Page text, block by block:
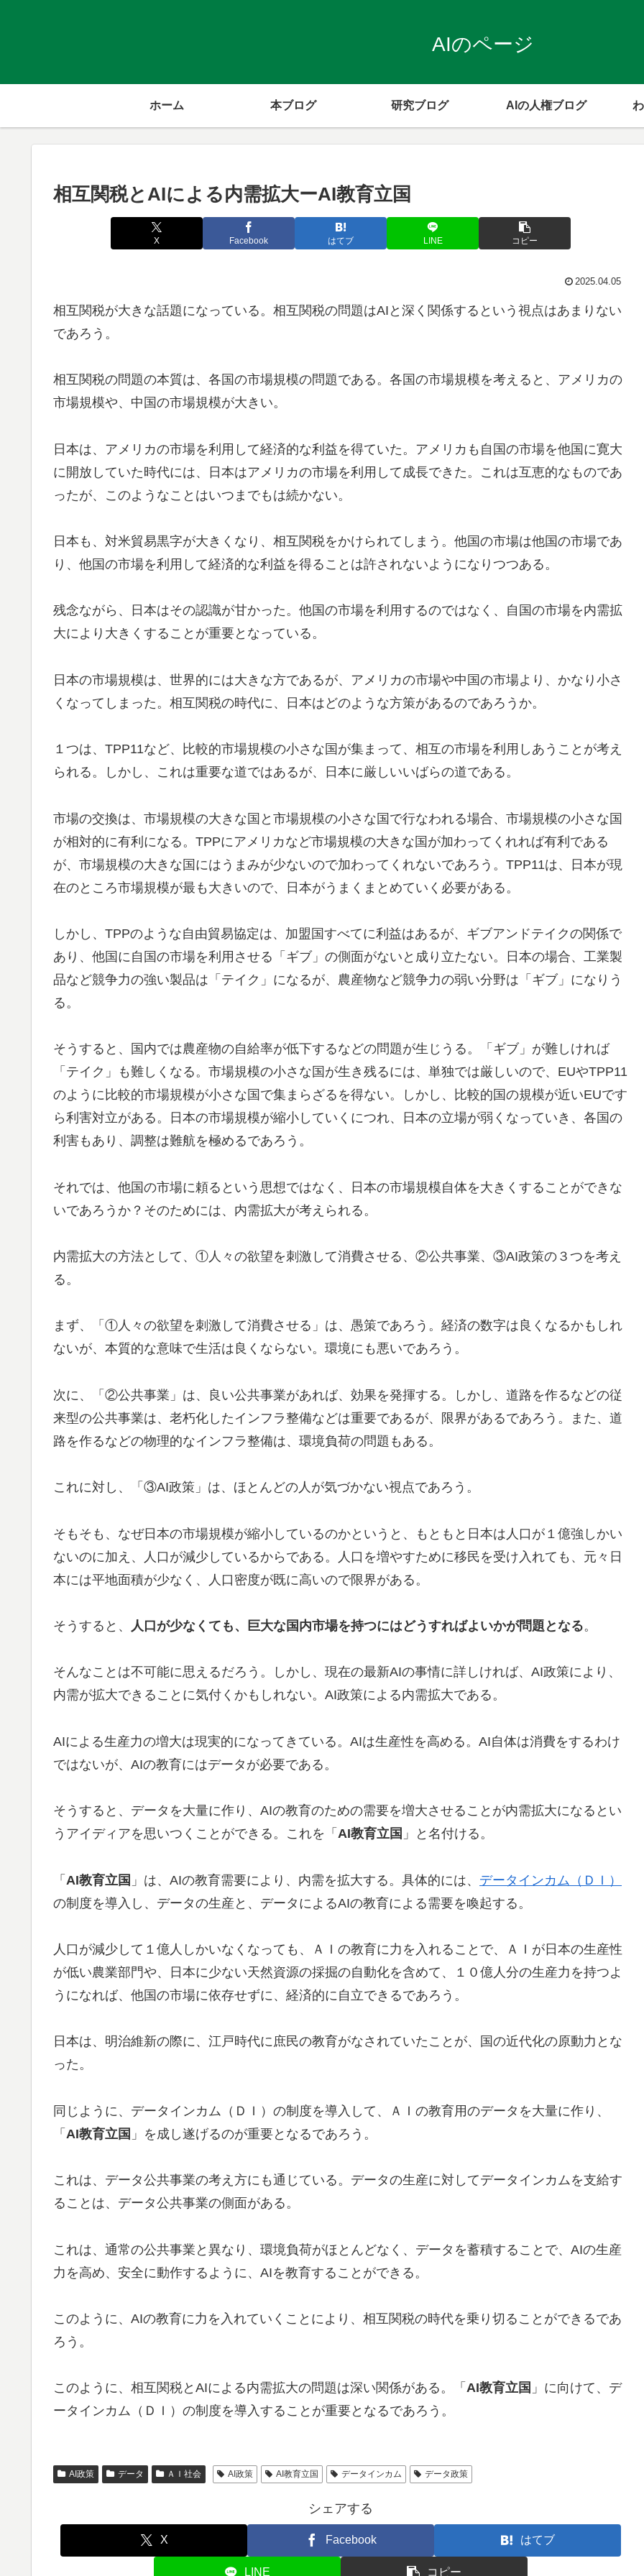
AIのページ
ホーム 本ブログ 研究ブログ AIの人権ブログ
相互関税とAIによる内需拡大ーAI教育立国
X Facebook はてブ LINE コピー
2025.04.05
相互関税が大きな話題になっている。相互関税の問題はAIと深く関係するという視点はあまりない
であろう。
相互関税の問題の本質は、各国の市場規模の問題である。各国の市場規模を考えると、アメリカの
市場規模や、中国の市場規模が大きい。
日本は、アメリカの市場を利用して経済的な利益を得ていた。アメリカも自国の市場を他国に寛大
に開放していた時代には、日本はアメリカの市場を利用して成長できた。これは互恵的なものであ
ったが、このようなことはいつまでもは続かない。
日本も、対米貿易黒字が大きくなり、相互関税をかけられてしまう。他国の市場は他国の市場であ
り、他国の市場を利用して経済的な利益を得ることは許されないようになりつつある。
残念ながら、日本はその認識が甘かった。他国の市場を利用するのではなく、自国の市場を内需拡
大により大きくすることが重要となっている。
日本の市場規模は、世界的には大きな方であるが、アメリカの市場や中国の市場より、かなり小さ
くなってしまった。相互関税の時代に、日本はどのような方策があるのであろうか。
１つは、TPP11など、比較的市場規模の小さな国が集まって、相互の市場を利用しあうことが考え
られる。しかし、これは重要な道ではあるが、日本に厳しいいばらの道である。
市場の交換は、市場規模の大きな国と市場規模の小さな国で行なわれる場合、市場規模の小さな国
が相対的に有利になる。TPPにアメリカなど市場規模の大きな国が加わってくれれば有利である
が、市場規模の大きな国にはうまみが少ないので加わってくれないであろう。TPP11は、日本が現
在のところ市場規模が最も大きいので、日本がうまくまとめていく必要がある。
しかし、TPPのような自由貿易協定は、加盟国すべてに利益はあるが、ギブアンドテイクの関係で
あり、他国に自国の市場を利用させる「ギブ」の側面がないと成り立たない。日本の場合、工業製
品など競争力の強い製品は「テイク」になるが、農産物など競争力の弱い分野は「ギブ」になりう
る。
そうすると、国内では農産物の自給率が低下するなどの問題が生じうる。「ギブ」が難しければ
「テイク」も難しくなる。市場規模の小さな国が生き残るには、単独では厳しいので、EUやTPP11
のように比較的市場規模が小さな国で集まらざるを得ない。しかし、比較的国の規模が近いEUです
ら利害対立がある。日本の市場規模が縮小していくにつれ、日本の立場が弱くなっていき、各国の
利害もあり、調整は難航を極めるであろう。
それでは、他国の市場に頼るという思想ではなく、日本の市場規模自体を大きくすることができな
いであろうか？そのためには、内需拡大が考えられる。
内需拡大の方法として、①人々の欲望を刺激して消費させる、②公共事業、③AI政策の３つを考え
る。
まず、「①人々の欲望を刺激して消費させる」は、愚策であろう。経済の数字は良くなるかもしれ
ないが、本質的な意味で生活は良くならない。環境にも悪いであろう。
次に、「②公共事業」は、良い公共事業があれば、効果を発揮する。しかし、道路を作るなどの従
来型の公共事業は、老朽化したインフラ整備などは重要であるが、限界があるであろう。また、道
路を作るなどの物理的なインフラ整備は、環境負荷の問題もある。
これに対し、「③AI政策」は、ほとんどの人が気づかない視点であろう。
そもそも、なぜ日本の市場規模が縮小しているのかというと、もともと日本は人口が１億強しかい
ないのに加え、人口が減少しているからである。人口を増やすために移民を受け入れても、元々日
本には平地面積が少なく、人口密度が既に高いので限界がある。
そうすると、 人口が少なくても、巨大な国内市場を持つにはどうすればよいかが問題となる。
そんなことは不可能に思えるだろう。しかし、現在の最新AIの事情に詳しければ、AI政策により、
内需が拡大できることに気付くかもしれない。AI政策による内需拡大である。
AIによる生産力の増大は現実的になってきている。AIは生産性を高める。AI自体は消費をするわけ
ではないが、AIの教育にはデータが必要である。
そうすると、データを大量に作り、AIの教育のための需要を増大させることが内需拡大になるとい
うアイディアを思いつくことができる。これを「 AI教育立国 」と名付ける。
「 AI教育立国 」は、AIの教育需要により、内需を拡大する。具体的には、 データインカム（ＤＩ）
の制度を導入し、データの生産と、データによるAIの教育による需要を喚起する。
人口が減少して１億人しかいなくなっても、ＡＩの教育に力を入れることで、ＡＩが日本の生産性
が低い農業部門や、日本に少ない天然資源の採掘の自動化を含めて、１０億人分の生産力を持つよ
うになれば、他国の市場に依存せずに、経済的に自立できるであろう。
日本は、明治維新の際に、江戸時代に庶民の教育がなされていたことが、国の近代化の原動力とな
った。
同じように、データインカム（ＤＩ）の制度を導入して、ＡＩの教育用のデータを大量に作り、
「 AI教育立国 」を成し遂げるのが重要となるであろう。
これは、データ公共事業の考え方にも通じている。データの生産に対してデータインカムを支給す
ることは、データ公共事業の側面がある。
これは、通常の公共事業と異なり、環境負荷がほとんどなく、データを蓄積することで、AIの生産
力を高め、安全に動作するように、AIを教育することができる。
このように、AIの教育に力を入れていくことにより、相互関税の時代を乗り切ることができるであ
ろう。
このように、相互関税とAIによる内需拡大の問題は深い関係がある。「 AI教育立国 」に向けて、デ
ータインカム（ＤＩ）の制度を導入することが重要となるであろう。
AI政策 データ ＡＩ社会 AI政策 AI教育立国 データインカム データ政策
シェアする
X Facebook はてブ
LINE コピー